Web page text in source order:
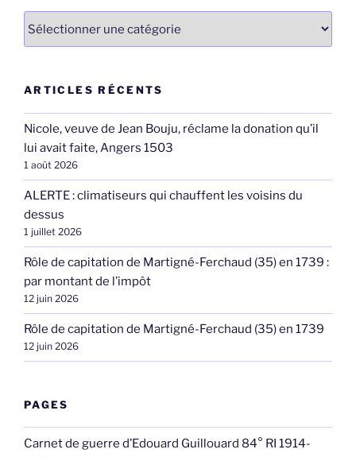
ARTICLES RÉCENTS
Nicole, veuve de Jean Bouju, réclame la donation qu’il
lui avait faite, Angers 1503
1 août 2026
ALERTE : climatiseurs qui chauffent les voisins du
dessus
1 juillet 2026
Rôle de capitation de Martigné-Ferchaud (35) en 1739 :
par montant de l’impôt
12 juin 2026
Rôle de capitation de Martigné-Ferchaud (35) en 1739
12 juin 2026
PAGES
Carnet de guerre d’Edouard Guillouard 84° RI 1914-